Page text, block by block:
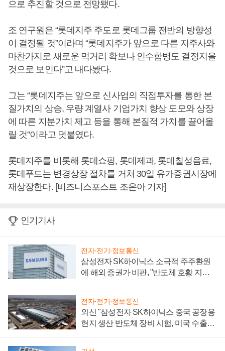
으로 추진할 것으로 전망됐다.
조 연구원은 “롯데지주 주도로 롯데그룹 전반의 방향성
이 결정될 것”이라며 “롯데지주가 앞으로 다른 지주사와
마찬가지로 새로운 먹거리 확보나 인수합병도 결정지을
것으로 보인다”고 내다봤다.
그는 “롯데지주는 앞으로 신사업의 직접투자를 통한 본
질가치의 상승, 우량 계열사 기업가치 향상 도모와 상장
에 따른 지분가치 제고 등을 통해 본질적 가치를 끌어올
릴 것”이라고 덧붙였다.
롯데지주를 비롯해 롯데쇼핑, 롯데제과, 롯데칠성음료,
롯데푸드는 변경상장 절차를 거쳐 30일 유가증권시장에
재상장한다. [비즈니스포스트 조은아 기자]
인기기사
전자·전기·정보통신
삼성전자 SK하이닉스 소극적 주주환원
에 해외 증권가 비판, "반도체 호황 지속
전자·전기·정보통신
외신 "삼성전자 SK하이닉스 중국 공장용
현지 생산 반도체 장비 시험, 미국 수출통